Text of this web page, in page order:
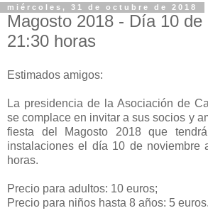
miércoles, 31 de octubre de 2018
Magosto 2018 - Día 10 de
21:30 horas
Estimados amigos:
La presidencia de la Asociación de
se complace en invitar a sus socios y
fiesta del Magosto 2018 que
instalaciones el día 10 de noviembre
horas.
Precio para adultos: 10 euros;
Precio para niños hasta 8 años: 5 euros.